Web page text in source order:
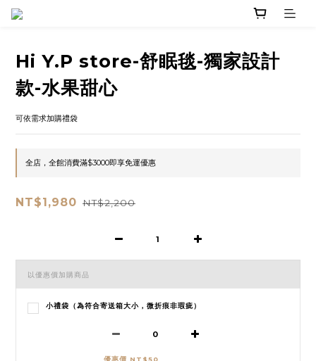
Hi Y.P store-舒眠毯-獨家設計
款-水果甜心
可依需求加購禮袋
全店，全館消費滿$3000即享免運優惠
NT$1,980 NT$2,200
以優惠價加購商品
小禮袋（為符合寄送箱大小，微折痕非瑕疵）